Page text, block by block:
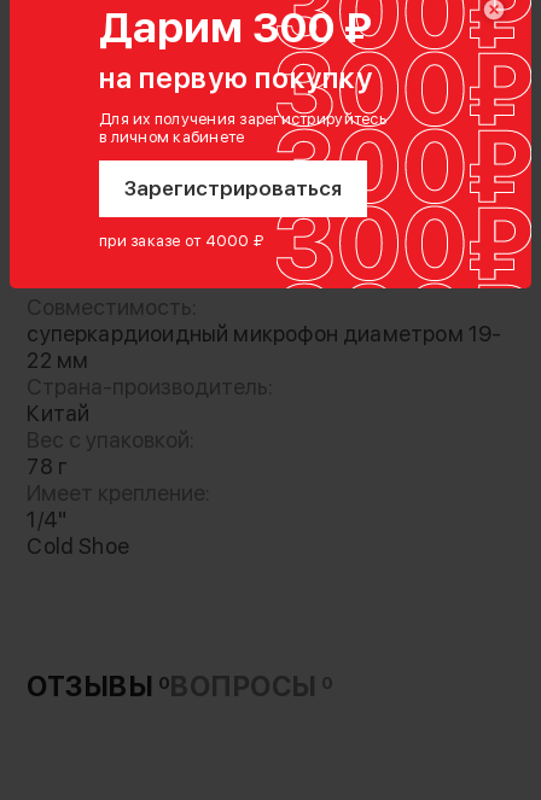
Дарим 300 ₽
на первую покупку
Для их получения зарегистрируйтесь
в личном кабинете
Зарегистрироваться
при заказе от 4000 ₽
Амортизатор для микрофона, прекрасно
подходящий как для профессионалов, так и
для начинающих пользователей. Данное
устройство служит для того, чтобы снижать
вибрации микрофона, установленного на
штатив, стойку или камеру, улучшая качество
записи. Особый материал, из которого
Показать полностью
Артикул производителя:
Совместимость:
суперкардиоидный микрофон диаметром 19-
22 мм
Страна-производитель:
Китай
Вес с упаковкой:
78 г
Имеет крепление:
1/4"
Cold Shoe
ОТЗЫВЫ 0ВОПРОСЫ 0